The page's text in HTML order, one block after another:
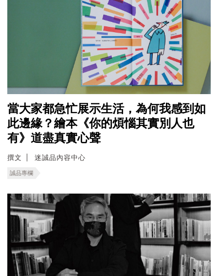
當大家都急忙展示生活，為何我感到如
此邊緣？繪本《你的煩惱其實別人也
有》道盡真實心聲
撰文 迷誠品內容中心
誠品專欄